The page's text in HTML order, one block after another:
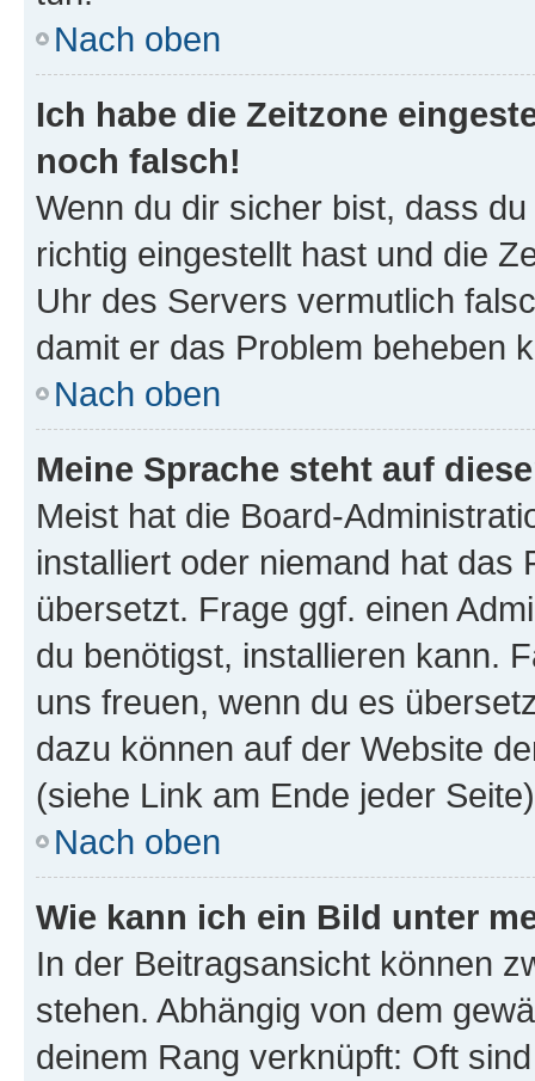
Nach oben
Ich habe die Zeitzone
noch falsch!
Wenn du dir sicher bist, dass
richtig eingestellt hast und die
Uhr des Servers vermutlich
damit er das Problem beheben
Nach oben
Meine Sprache steht auf
Meist hat die Board-
installiert oder niemand hat das
übersetzt. Frage ggf. einen
du benötigst, installieren kann.
uns freuen, wenn du es
dazu können auf der Website
(siehe Link am Ende jeder
Nach oben
Wie kann ich ein Bild unter
In der Beitragsansicht können
stehen. Abhängig von dem
deinem Rang verknüpft: Oft